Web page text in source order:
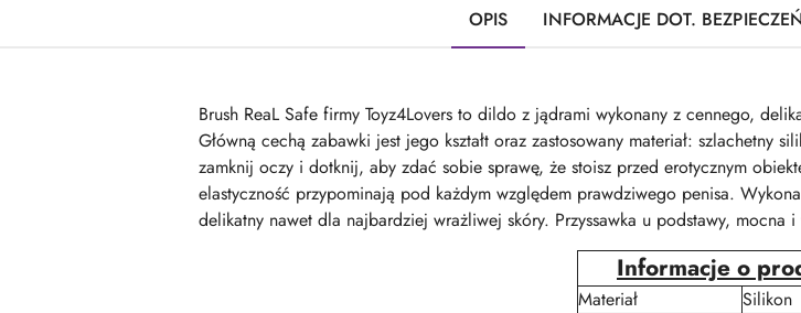
OPIS INFORMACJE DOT.
Brush ReaL Safe firmy Toyz4Lovers to dildo z jądrami wykonany z cennego,
Główną cechą zabawki jest jego kształt oraz zastosowany materiał:
zamknij oczy i dotknij, aby zdać sobie sprawę, że stoisz przed erotycznym
elastyczność przypominają pod każdym względem prawdziwego penisa.
delikatny nawet dla najbardziej wrażliwej skóry. Przyssawka u podstawy,
Informacje o
Materiał
Silikon